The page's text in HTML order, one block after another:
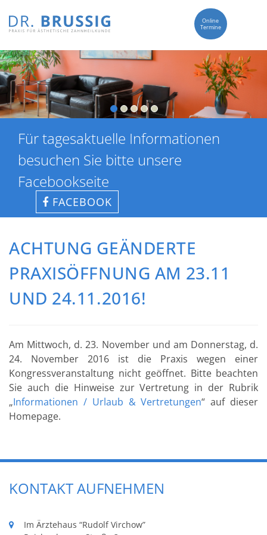
Online
Termine
Für tagesaktuelle Informationen
besuchen Sie bitte unsere
Facebookseite
FACEBOOK
ACHTUNG GEÄNDERTE
PRAXISÖFFNUNG AM 23.11
UND 24.11.2016!
Am Mittwoch, d. 23. November und am Donnerstag, d.
24. November 2016 ist die Praxis wegen einer
Kongressveranstaltung nicht geöffnet. Bitte beachten
Sie auch die Hinweise zur Vertretung in der Rubrik
„Informationen / Urlaub & Vertretungen“ auf dieser
Homepage.
KONTAKT AUFNEHMEN
Im Ärztehaus “Rudolf Virchow”